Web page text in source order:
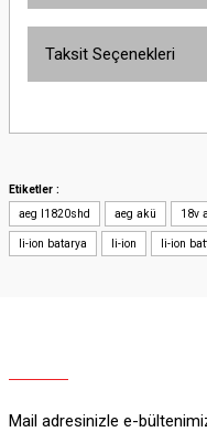
Taksit Seçenekleri
Etiketler :
aeg l1820shd
aeg akü 18v
li-ion batarya li-ion li-ion
Mail adresinizle e-